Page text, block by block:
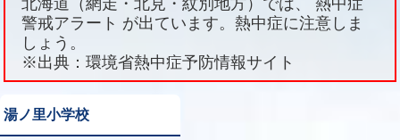
北海道（網走・北見・紋別地方）では、 熱中症
警戒アラート が出ています。熱中症に注意しま
しょう。
※出典：環境省熱中症予防情報サイト
湯ノ里小学校